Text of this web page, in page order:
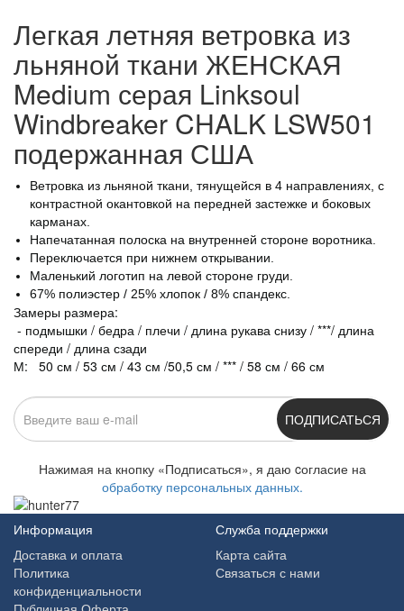
Легкая летняя ветровка из
льняной ткани ЖЕНСКАЯ
Medium серая Linksoul
Windbreaker CHALK LSW501
подержанная США
Ветровка из льняной ткани, тянущейся в 4 направлениях, с
контрастной окантовкой на передней застежке и боковых
карманах.
Напечатанная полоска на внутренней стороне воротника.
Переключается при нижнем открывании.
Маленький логотип на левой стороне груди.
67% полиэстер / 25% хлопок / 8% спандекс.
Замеры размера:
- подмышки / бедра / плечи / длина рукава снизу / ***/ длина
спереди / длина сзади
М: 50 см / 53 см / 43 см /50,5 см / *** / 58 см / 66 см
ПОДПИСАТЬСЯ
Нажимая на кнопку «Подписаться», я даю cогласие на
обработку персональных данных.
Информация
Доставка и оплата
Политика
конфиденциальности
Служба поддержки
Карта сайта
Связаться с нами